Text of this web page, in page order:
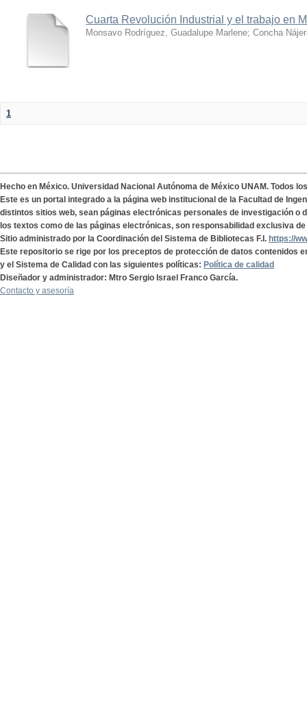
Cuarta Revolución Industrial y el trabajo en
Monsavo Rodríguez, Guadalupe Marlene; Concha
1
Hecho en México. Universidad Nacional Autónoma de México UNAM. Todos
Este es un portal integrado a la página web institucional de la Facultad de
distintos sitios web, sean páginas electrónicas personales de investigación o
los textos como de las páginas electrónicas, son responsabilidad exclusiva
Sitio administrado por la Coordinación del Sistema de Bibliotecas F.I. https://
Este repositorio se rige por los preceptos de protección de datos contenidos
y el Sistema de Calidad con las siguientes políticas: Política de calidad
Diseñador y administrador: Mtro Sergio Israel Franco García.
Contacto y asesoría